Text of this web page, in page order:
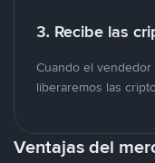
3. Recibe las
Cuando el
liberaremos las
Ventajas del